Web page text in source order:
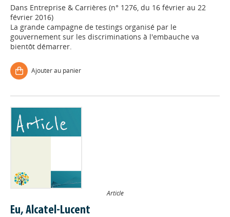
Dans Entreprise & Carrières (n° 1276, du 16 février au 22
février 2016)
La grande campagne de testings organisé par le
gouvernement sur les discriminations à l'embauche va
bientôt démarrer.
Ajouter au panier
Article
Eu, Alcatel-Lucent